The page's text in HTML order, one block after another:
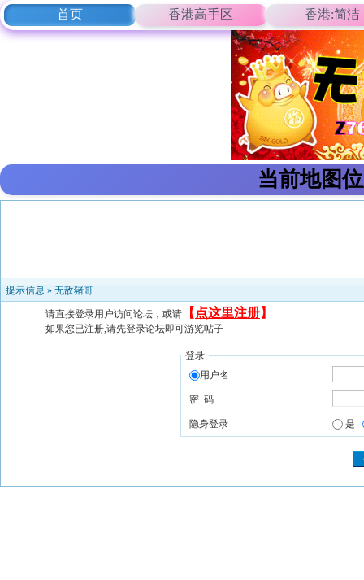
首页 香港高手区 香港:简洁
当前地图
提示信息 » 无敌猪哥
请直接登录用户访问论坛，或请 【 点这里注册】
如果您已注册,请先登录论坛即可游览帖子
登录
用户名
密 码
隐身登录 是